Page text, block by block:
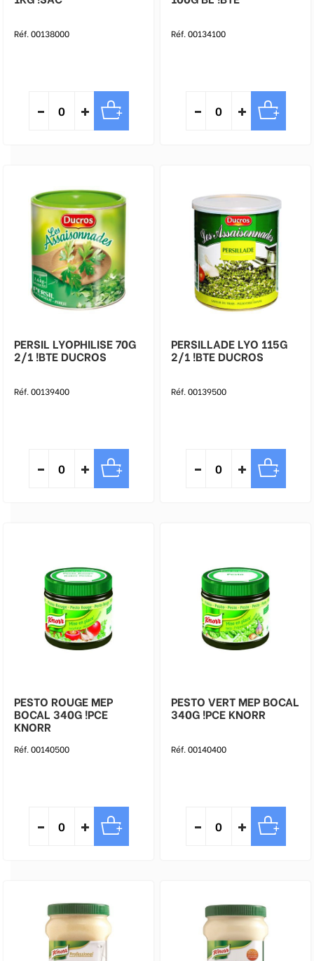
Réf. 00138000 Réf. 00134100
PERSIL LYOPHILISE 70G
2/1 !BTE DUCROS
Réf. 00139400
PERSILLADE LYO 115G
2/1 !BTE DUCROS
Réf. 00139500
PESTO ROUGE MEP
BOCAL 340G !PCE
KNORR
Réf. 00140500
PESTO VERT MEP BOCAL
340G !PCE KNORR
Réf. 00140400